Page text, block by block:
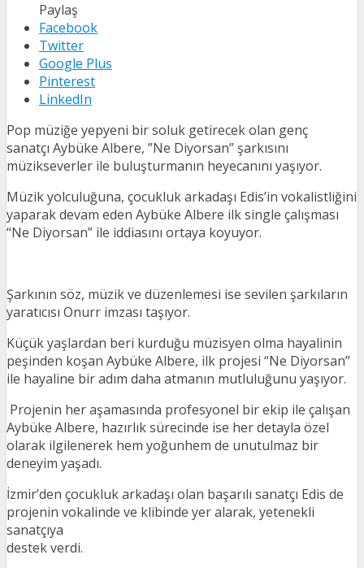
Paylaş
Facebook
Twitter
Google Plus
Pinterest
LinkedIn
Pop müziğe yepyeni bir soluk getirecek olan genç
sanatçı Aybüke Albere, ”Ne Diyorsan” şarkısını
müzikseverler ile buluşturmanın heyecanını yaşıyor.
Müzik yolculuğuna, çocukluk arkadaşı Edis’in vokalistliğini
yaparak devam eden Aybüke Albere ilk single çalışması
“Ne Diyorsan” ile iddiasını ortaya koyuyor.
Şarkının söz, müzik ve düzenlemesi ise sevilen şarkıların
yaratıcısı Onurr imzası taşıyor.
Küçük yaşlardan beri kurduğu müzisyen olma hayalinin
peşinden koşan Aybüke Albere, ilk projesi “Ne Diyorsan”
ile hayaline bir adım daha atmanın mutluluğunu yaşıyor.
Projenin her aşamasında profesyonel bir ekip ile çalışan
Aybüke Albere, hazırlık sürecinde ise her detayla özel
olarak ilgilenerek hem yoğunhem de unutulmaz bir
deneyim yaşadı.
İzmir’den çocukluk arkadaşı olan başarılı sanatçı Edis de
projenin vokalinde ve klibinde yer alarak, yetenekli
sanatçıya
destek verdi.